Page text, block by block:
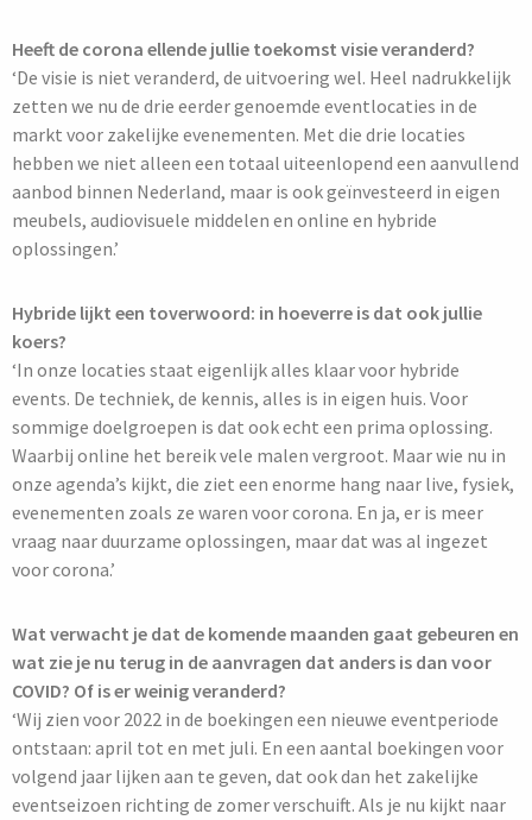
Heeft de corona ellende jullie toekomst visie veranderd?
‘De visie is niet veranderd, de uitvoering wel. Heel nadrukkelijk
zetten we nu de drie eerder genoemde eventlocaties in de
markt voor zakelijke evenementen. Met die drie locaties
hebben we niet alleen een totaal uiteenlopend een aanvullend
aanbod binnen Nederland, maar is ook geïnvesteerd in eigen
meubels, audiovisuele middelen en online en hybride
oplossingen.’
Hybride lijkt een toverwoord: in hoeverre is dat ook jullie
koers?
‘In onze locaties staat eigenlijk alles klaar voor hybride
events. De techniek, de kennis, alles is in eigen huis. Voor
sommige doelgroepen is dat ook echt een prima oplossing.
Waarbij online het bereik vele malen vergroot. Maar wie nu in
onze agenda’s kijkt, die ziet een enorme hang naar live, fysiek,
evenementen zoals ze waren voor corona. En ja, er is meer
vraag naar duurzame oplossingen, maar dat was al ingezet
voor corona.’
Wat verwacht je dat de komende maanden gaat gebeuren en
wat zie je nu terug in de aanvragen dat anders is dan voor
COVID? Of is er weinig veranderd?
‘Wij zien voor 2022 in de boekingen een nieuwe eventperiode
ontstaan: april tot en met juli. En een aantal boekingen voor
volgend jaar lijken aan te geven, dat ook dan het zakelijke
eventseizoen richting de zomer verschuift. Als je nu kijkt naar